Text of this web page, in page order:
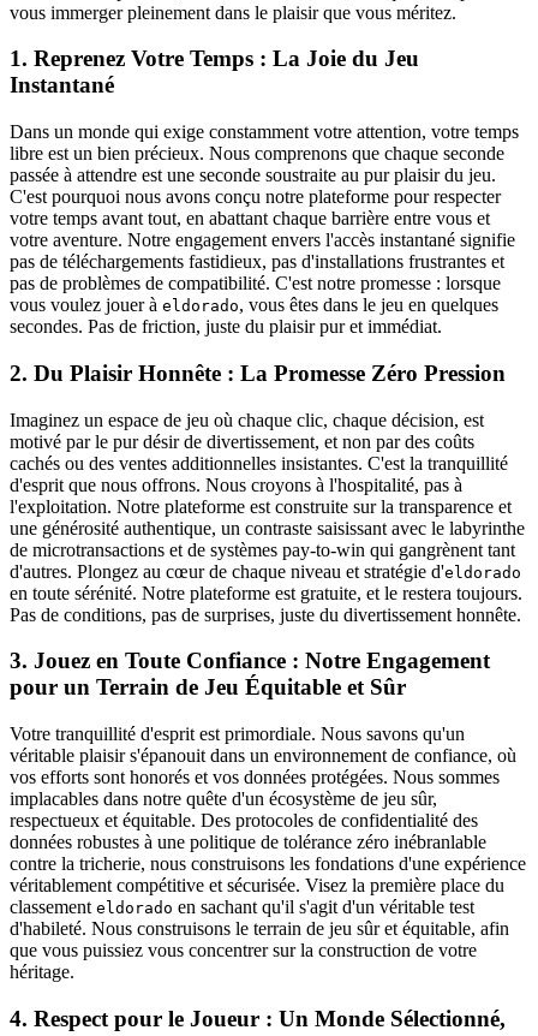
vous immerger pleinement dans le plaisir que vous méritez.
1. Reprenez Votre Temps : La Joie du Jeu
Instantané
Dans un monde qui exige constamment votre attention, votre temps
libre est un bien précieux. Nous comprenons que chaque seconde
passée à attendre est une seconde soustraite au pur plaisir du jeu.
C'est pourquoi nous avons conçu notre plateforme pour respecter
votre temps avant tout, en abattant chaque barrière entre vous et
votre aventure. Notre engagement envers l'accès instantané signifie
pas de téléchargements fastidieux, pas d'installations frustrantes et
pas de problèmes de compatibilité. C'est notre promesse : lorsque
vous voulez jouer à eldorado, vous êtes dans le jeu en quelques
secondes. Pas de friction, juste du plaisir pur et immédiat.
2. Du Plaisir Honnête : La Promesse Zéro Pression
Imaginez un espace de jeu où chaque clic, chaque décision, est
motivé par le pur désir de divertissement, et non par des coûts
cachés ou des ventes additionnelles insistantes. C'est la tranquillité
d'esprit que nous offrons. Nous croyons à l'hospitalité, pas à
l'exploitation. Notre plateforme est construite sur la transparence et
une générosité authentique, un contraste saisissant avec le labyrinthe
de microtransactions et de systèmes pay-to-win qui gangrènent tant
d'autres. Plongez au cœur de chaque niveau et stratégie d'eldorado
en toute sérénité. Notre plateforme est gratuite, et le restera toujours.
Pas de conditions, pas de surprises, juste du divertissement honnête.
3. Jouez en Toute Confiance : Notre Engagement
pour un Terrain de Jeu Équitable et Sûr
Votre tranquillité d'esprit est primordiale. Nous savons qu'un
véritable plaisir s'épanouit dans un environnement de confiance, où
vos efforts sont honorés et vos données protégées. Nous sommes
implacables dans notre quête d'un écosystème de jeu sûr,
respectueux et équitable. Des protocoles de confidentialité des
données robustes à une politique de tolérance zéro inébranlable
contre la tricherie, nous construisons les fondations d'une expérience
véritablement compétitive et sécurisée. Visez la première place du
classement eldorado en sachant qu'il s'agit d'un véritable test
d'habileté. Nous construisons le terrain de jeu sûr et équitable, afin
que vous puissiez vous concentrer sur la construction de votre
héritage.
4. Respect pour le Joueur : Un Monde Sélectionné,